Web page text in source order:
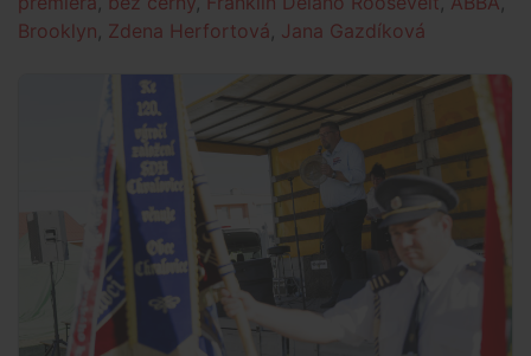
Brooklyn Zdena Herfortová Jana Gazdíková